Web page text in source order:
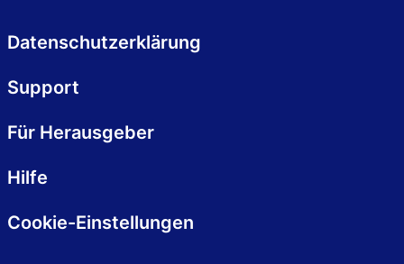
Datenschutzerklärung
Support
Für Herausgeber
Hilfe
Cookie-Einstellungen